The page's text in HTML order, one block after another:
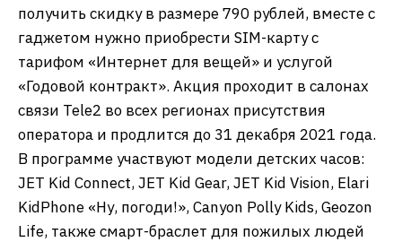
получить скидку в размере 790 рублей, вместе с
гаджетом нужно приобрести SIM-карту с
тарифом «Интернет для вещей» и услугой
«Годовой контракт». Акция проходит в салонах
связи Tele2 во всех регионах присутствия
оператора и продлится до 31 декабря 2021 года.
В программе участвуют модели детских часов:
JET Kid Connect, JET Kid Gear, JET Kid Vision, Elari
KidPhone «Ну, погоди!», Canyon Polly Kids, Geozon
Life, также смарт-браслет для пожилых людей